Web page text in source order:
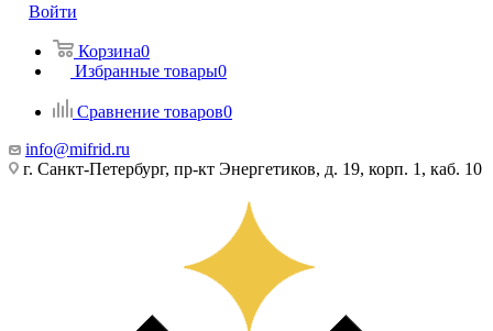
Войти
Корзина0
Избранные товары0
Сравнение товаров0
info@mifrid.ru
г. Санкт-Петербург, пр-кт Энергетиков, д. 19, корп. 1, каб. 10